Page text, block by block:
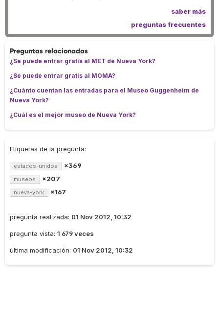
saber más
preguntas frecuentes
Preguntas relacionadas
¿Se puede entrar gratis al MET de Nueva York?
¿Se puede entrar gratis al MOMA?
¿Cuánto cuentan las entradas para el Museo Guggenheim de
Nueva York?
¿Cuál es el mejor museo de Nueva York?
Etiquetas de la pregunta:
estados-unidos ×369
museos ×207
nueva-york ×167
pregunta realizada: 01 Nov 2012, 10:32
pregunta vista: 1 679 veces
última modificación: 01 Nov 2012, 10:32